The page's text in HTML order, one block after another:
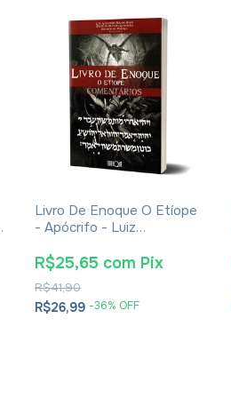
Livro De Enoque O Etíope
- Apócrifo - Luiz
R$26,99 -36% OFF
R$41,90
R$25,65 com Pix